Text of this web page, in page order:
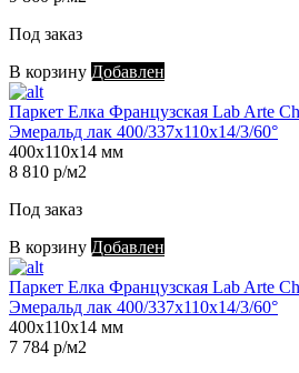
Под заказ
В корзину Добавлен
Паркет Елка Французская Lab Arte
Эмеральд лак 400/337х110х14/3/60°
400х110х14 мм
8 810 р/м2
Под заказ
В корзину Добавлен
Паркет Елка Французская Lab Arte
Эмеральд лак 400/337х110х14/3/60°
400х110х14 мм
7 784 р/м2